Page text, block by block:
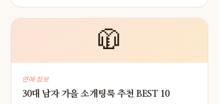
🧥
연애 정보
30대 남자 가을 소개팅룩 추천 BEST 10